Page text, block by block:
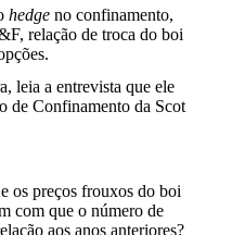
hedge no confinamento,
relação de troca do boi
leia a entrevista que ele
de Confinamento da Scot
os preços frouxos do boi
com que o número de
aos anos anteriores?